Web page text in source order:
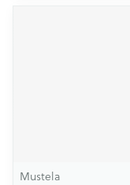
Mustela